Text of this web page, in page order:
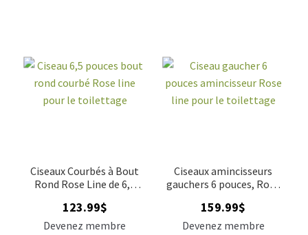
Ciseaux Courbés à Bout
Rond Rose Line de 6,5
123.99$
Devenez membre
Ciseaux amincisseurs
gauchers 6 pouces, Rose
159.99$
Devenez membre